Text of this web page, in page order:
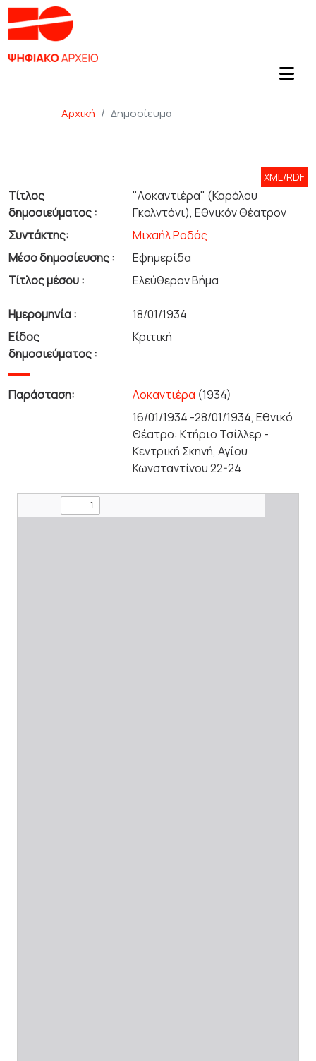
Αρχική Δημοσίευμα
XML/RDF
Τίτλος
δημοσιεύματος :
"Λοκαντιέρα" (Καρόλου
Γκολντόνι), Εθνικόν Θέατρον
Συντάκτης:
Μιχαήλ Ροδάς
Μέσο δημοσίευσης :
Εφημερίδα
Τίτλος μέσου :
Ελεύθερον Βήμα
Ημερομηνία :
18/01/1934
Είδος
δημοσιεύματος :
Κριτική
Παράσταση: Λοκαντιέρα (1934)
16/01/1934 -28/01/1934, Εθνικό
Θέατρο: Κτήριο Τσίλλερ -
Κεντρική Σκηνή, Αγίου
Κωνσταντίνου 22-24